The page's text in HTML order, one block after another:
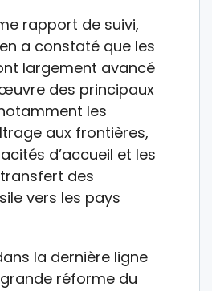
rapport de suivi,
a constaté que les
largement avancé
des principaux
les
aux frontières,
d’accueil et les
des
vers les pays
la dernière ligne
réforme du